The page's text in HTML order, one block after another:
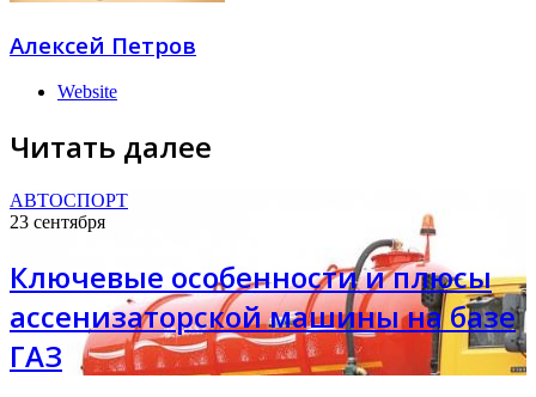
Алексей Петров
Website
Читать далее
АВТОСПОРТ
23 сентября
Ключевые особенности и плюсы
ассенизаторской машины на базе
ГАЗ